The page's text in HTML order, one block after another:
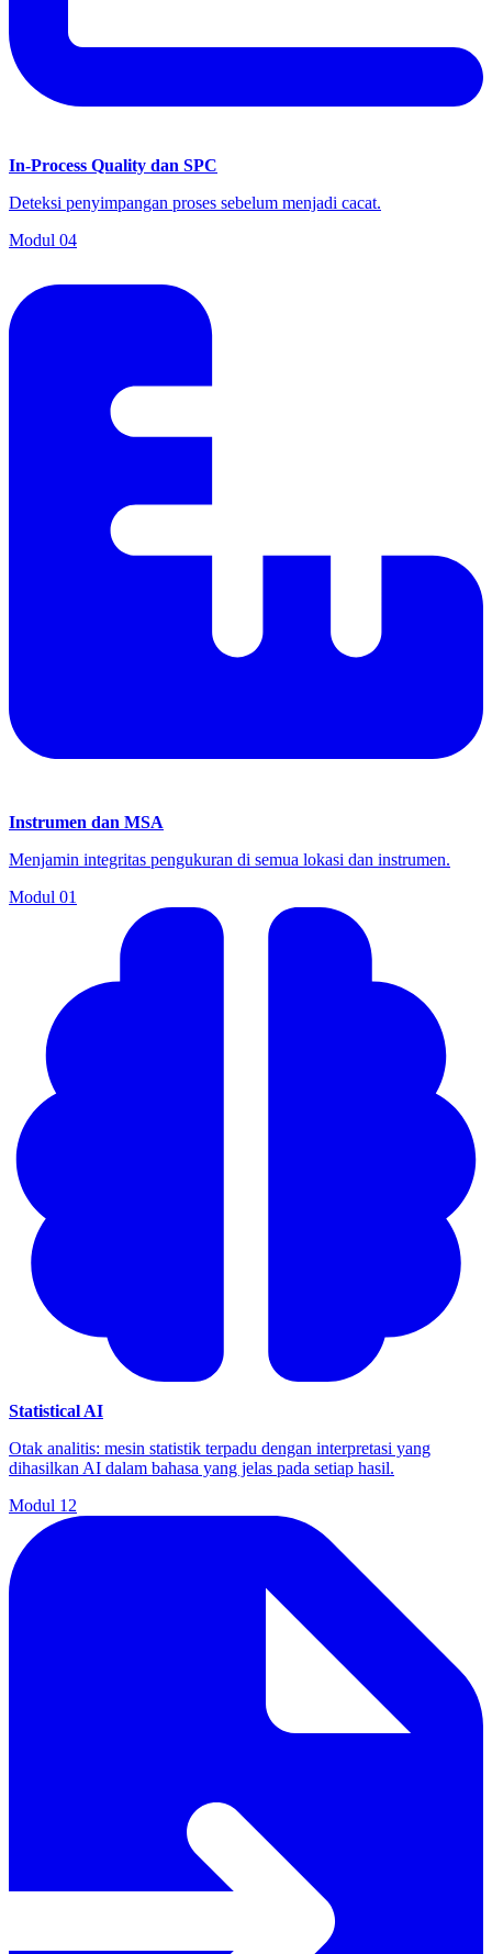
In-Process Quality dan SPC
Deteksi penyimpangan proses sebelum menjadi cacat.
Modul 04
Instrumen dan MSA
Menjamin integritas pengukuran di semua lokasi dan instrumen.
Modul 01
Statistical AI
Otak analitis: mesin statistik terpadu dengan interpretasi yang
dihasilkan AI dalam bahasa yang jelas pada setiap hasil.
Modul 12